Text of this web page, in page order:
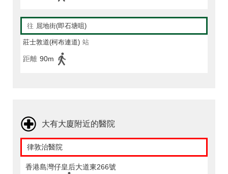
往 屈地街(即石塘咀)
莊士敦道(柯布連道) 站
距離 90m
大有大廈附近的醫院
律敦治醫院
香港島灣仔皇后大道東266號